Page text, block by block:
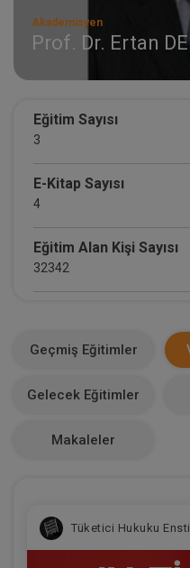
Akademisyen
Prof. Dr. Ertan
Eğitim Sayısı
3
E-Kitap Sayısı
4
Eğitim Alan Kişi Sayısı
32342
0
Geçmiş Eğitimler
Gelecek Eğitimler
Makaleler
Tüketici Hukuku